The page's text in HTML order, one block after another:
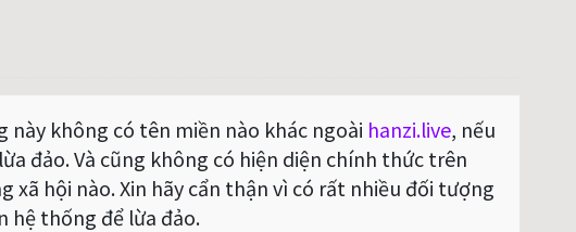
không có tên miền nào khác ngoài hanzi.live, nếu
đảo. Và cũng không có hiện diện chính thức trên
xã hội nào. Xin hãy cẩn thận vì có rất nhiều đối tượng
hệ thống để lừa đảo.